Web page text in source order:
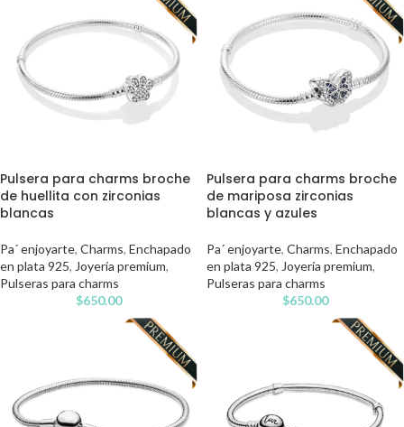
Pulsera para charms broche
de huellita con zirconias
blancas
Pa´ enjoyarte, Charms, Enchapado
en plata 925, Joyería premium,
Pulseras para charms
$650.00
Pulsera para charms broche
de mariposa zirconias
blancas y azules
Pa´ enjoyarte, Charms, Enchapado
en plata 925, Joyería premium,
Pulseras para charms
$650.00